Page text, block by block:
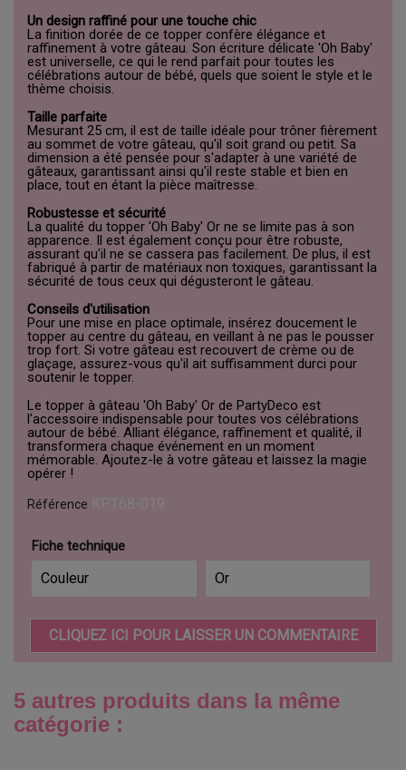
Un design raffiné pour une touche chic
La finition dorée de ce topper confère élégance et
raffinement à votre gâteau. Son écriture délicate 'Oh Baby'
est universelle, ce qui le rend parfait pour toutes les
célébrations autour de bébé, quels que soient le style et le
thème choisis.
Taille parfaite
Mesurant 25 cm, il est de taille idéale pour trôner fièrement
au sommet de votre gâteau, qu'il soit grand ou petit. Sa
dimension a été pensée pour s'adapter à une variété de
gâteaux, garantissant ainsi qu'il reste stable et bien en
place, tout en étant la pièce maîtresse.
Robustesse et sécurité
La qualité du topper 'Oh Baby' Or ne se limite pas à son
apparence. Il est également conçu pour être robuste,
assurant qu'il ne se cassera pas facilement. De plus, il est
fabriqué à partir de matériaux non toxiques, garantissant la
sécurité de tous ceux qui dégusteront le gâteau.
Conseils d'utilisation
Pour une mise en place optimale, insérez doucement le
topper au centre du gâteau, en veillant à ne pas le pousser
trop fort. Si votre gâteau est recouvert de crème ou de
glaçage, assurez-vous qu'il ait suffisamment durci pour
soutenir le topper.
Le topper à gâteau 'Oh Baby' Or de PartyDeco est
l'accessoire indispensable pour toutes vos célébrations
autour de bébé. Alliant élégance, raffinement et qualité, il
transformera chaque événement en un moment
mémorable. Ajoutez-le à votre gâteau et laissez la magie
opérer !
Référence
Fiche technique
Couleur Or
CLIQUEZ ICI POUR LAISSER UN COMMENTAIRE
5 autres produits dans la même
catégorie :